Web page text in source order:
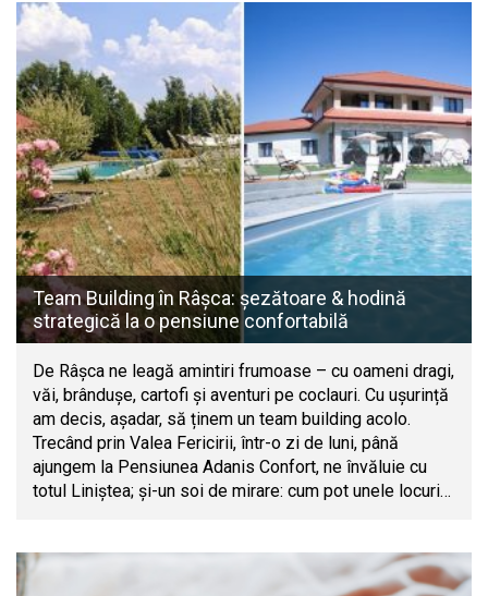
Team Building în Râșca: șezătoare & hodină
strategică la o pensiune confortabilă
De Râșca ne leagă amintiri frumoase – cu oameni dragi,
văi, brândușe, cartofi și aventuri pe coclauri. Cu ușurință
am decis, așadar, să ținem un team building acolo.
Trecând prin Valea Fericirii, într-o zi de luni, până
ajungem la Pensiunea Adanis Confort, ne învăluie cu
totul Liniștea; și-un soi de mirare: cum pot unele locuri…